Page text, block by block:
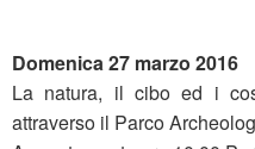
Domenica 27 marzo 2016
La natura, il cibo ed i
attraverso il Parco